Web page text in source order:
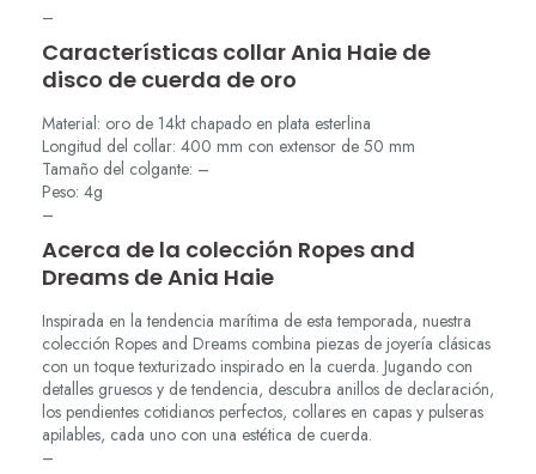
–
Características collar Ania Haie de
disco de cuerda de oro
Material: oro de 14kt chapado en plata esterlina
Longitud del collar: 400 mm con extensor de 50 mm
Tamaño del colgante: –
Peso: 4g
–
Acerca de la colección Ropes and
Dreams de Ania Haie
Inspirada en la tendencia marítima de esta temporada, nuestra
colección Ropes and Dreams combina piezas de joyería clásicas
con un toque texturizado inspirado en la cuerda. Jugando con
detalles gruesos y de tendencia, descubra anillos de declaración,
los pendientes cotidianos perfectos, collares en capas y pulseras
apilables, cada uno con una estética de cuerda.
–